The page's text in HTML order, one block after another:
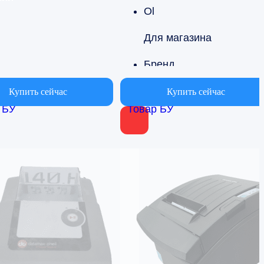
БУ
Купить сейчас
Товар БУ
Ol
Для магазина
Бренд
OL CorpКупить сейчас